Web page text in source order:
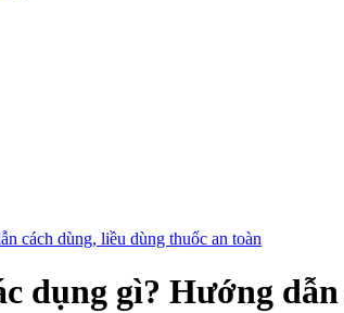
cách dùng, liều dùng thuốc an toàn
dụng gì? Hướng